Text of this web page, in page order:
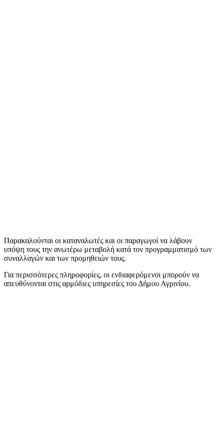
Παρακαλούνται οι καταναλωτές και οι παραγωγοί να λάβουν
υπόψη τους την ανωτέρω μεταβολή κατά τον προγραμματισμό των
συναλλαγών και των προμηθειών τους.
Για περισσότερες πληροφορίες, οι ενδιαφερόμενοι μπορούν να
απευθύνονται στις αρμόδιες υπηρεσίες του Δήμου Αγρινίου.